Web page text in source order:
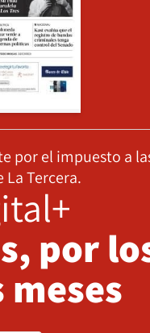
por el impuesto a
La Tercera.
por